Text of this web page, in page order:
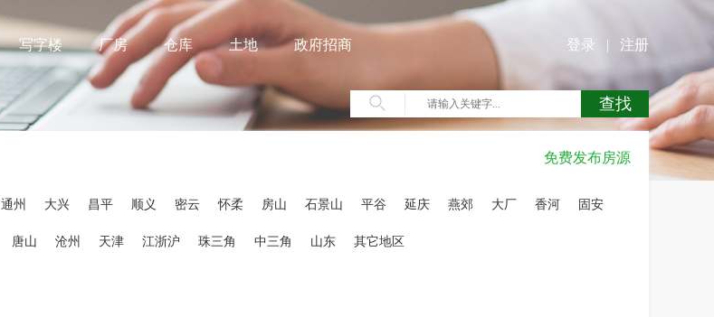
写字楼 厂房 仓库 土地 政府招商 登录 | 注册
免费发布房源
通州 大兴 昌平 顺义 密云 怀柔 房山 石景山 平谷 延庆 燕郊 大厂 香河 固安
唐山 沧州 天津 江浙沪 珠三角 中三角 山东 其它地区